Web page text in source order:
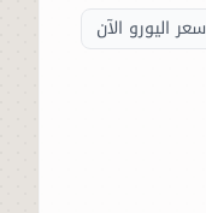
سعر اليورو الآن